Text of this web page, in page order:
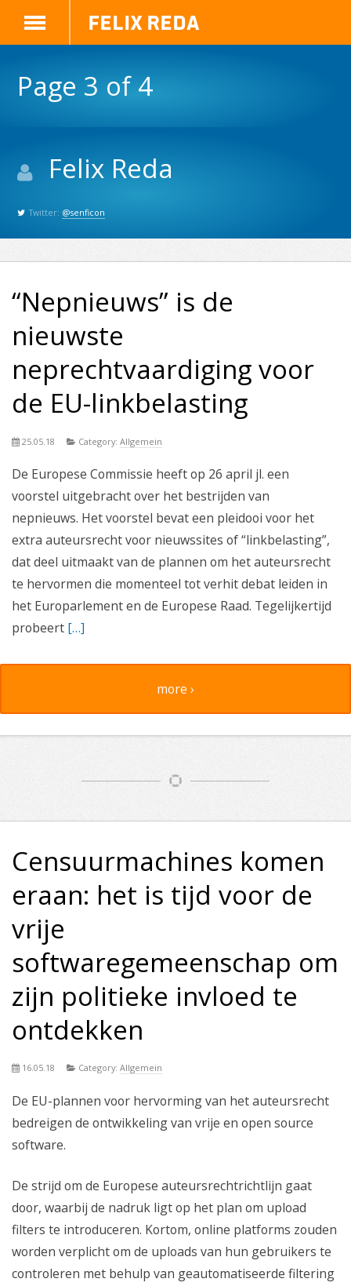
Felix Reda
Page 3 of 4
Felix Reda
Twitter: @senficon
“Nepnieuws” is de
nieuwste
neprechtvaardiging voor
de EU-linkbelasting
25.05.18 Category:Allgemein
De Europese Commissie heeft op 26 april jl. een
voorstel uitgebracht over het bestrijden van
nepnieuws. Het voorstel bevat een pleidooi voor het
extra auteursrecht voor nieuwssites of “linkbelasting”,
dat deel uitmaakt van de plannen om het auteursrecht
te hervormen die momenteel tot verhit debat leiden in
het Europarlement en de Europese Raad. Tegelijkertijd
probeert […]
more ›
Censuurmachines komen
eraan: het is tijd voor de
vrije
softwaregemeenschap om
zijn politieke invloed te
ontdekken
16.05.18 Category:Allgemein
De EU-plannen voor hervorming van het auteursrecht
bedreigen de ontwikkeling van vrije en open source
software.
De strijd om de Europese auteursrechtrichtlijn gaat
door, waarbij de nadruk ligt op het plan om upload
filters te introduceren. Kortom, online platforms zouden
worden verplicht om de uploads van hun gebruikers te
controleren met behulp van geautomatiseerde filtering